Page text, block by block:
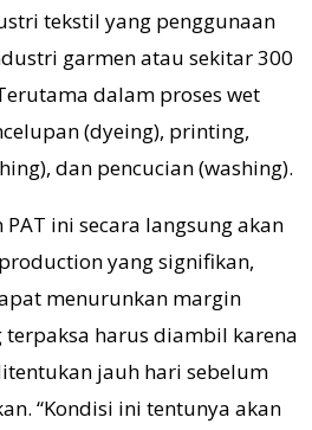
tekstil yang penggunaan
garmen atau sekitar 300
dalam proses wet
(dyeing), printing,
dan pencucian (washing).
ini secara langsung akan
yang signifikan,
menurunkan margin
terpaksa harus diambil karena
jauh hari sebelum
“Kondisi ini tentunya akan